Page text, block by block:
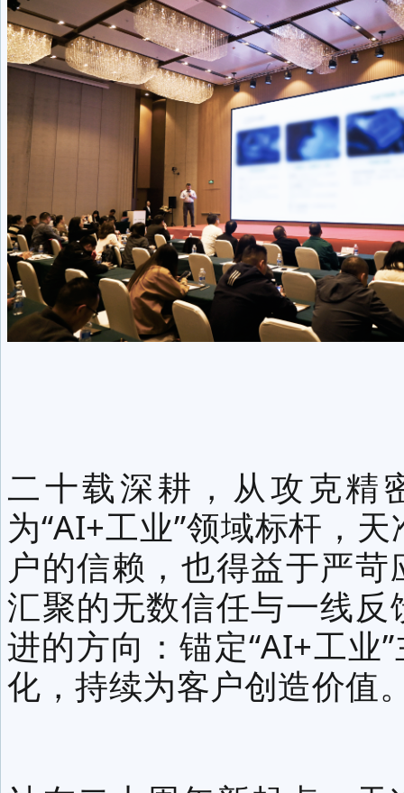
二十载深耕，从攻克精
为“AI+工业”领域标杆，
户的信赖，也得益于严
汇聚的无数信任与一线
进的方向：锚定“AI+工业
化，持续为客户创造价值